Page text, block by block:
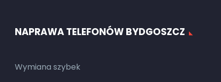
NAPRAWA TELEFONÓW BYDGOSZCZ
Wymiana szybek